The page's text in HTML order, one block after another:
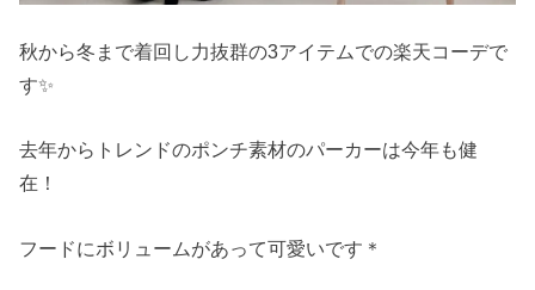
秋から冬まで着回し力抜群の3アイテムでの楽天コーデで
す✨
去年からトレンドのポンチ素材のパーカーは今年も健
在！
フードにボリュームがあって可愛いです＊